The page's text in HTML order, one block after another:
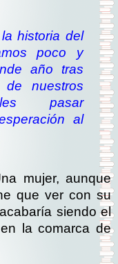
historia del
poco y
año tras
nuestros
pasar
al
mujer, aunque
que ver con su
siendo el
la comarca de